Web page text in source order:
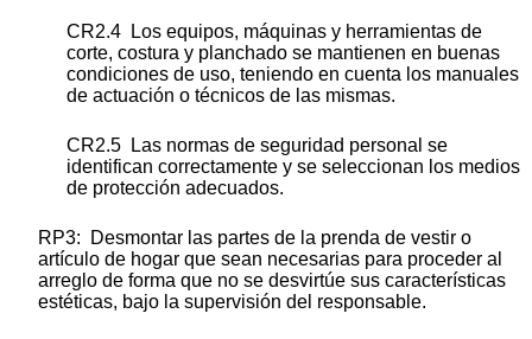
CR2.4 Los equipos, máquinas y herramientas de
corte, costura y planchado se mantienen en buenas
condiciones de uso, teniendo en cuenta los manuales
de actuación o técnicos de las mismas.
CR2.5 Las normas de seguridad personal se
identifican correctamente y se seleccionan los medios
de protección adecuados.
RP3: Desmontar las partes de la prenda de vestir o
artículo de hogar que sean necesarias para proceder al
arreglo de forma que no se desvirtúe sus características
estéticas, bajo la supervisión del responsable.